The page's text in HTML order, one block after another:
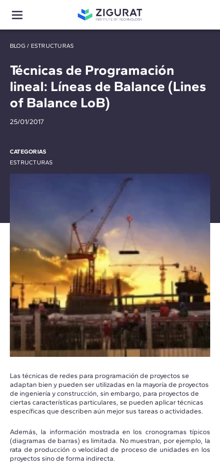
BLOG / ESTRUCTURAS
Técnicas de Programación
lineal: Líneas de Balance (Lines
of Balance LoB)
25/01/2017
CATEGORIAS
ESTRUCTURAS
Las técnicas de redes para programación de proyectos se
adaptan bien y pueden ser utilizadas en la mayoría de proyectos
de ingeniería y construcción, sin embargo, para proyectos de
ciertas características particulares, se pueden aplicar técnicas
específicas que describen aún mejor sus tareas o actividades.
Además, la información mostrada en los cronogramas típicos
(diagramas de barras) es limitada. No muestran, por ejemplo, la
rata de producción o velocidad de proceso de unidades en los
proyectos sino de forma indirecta.